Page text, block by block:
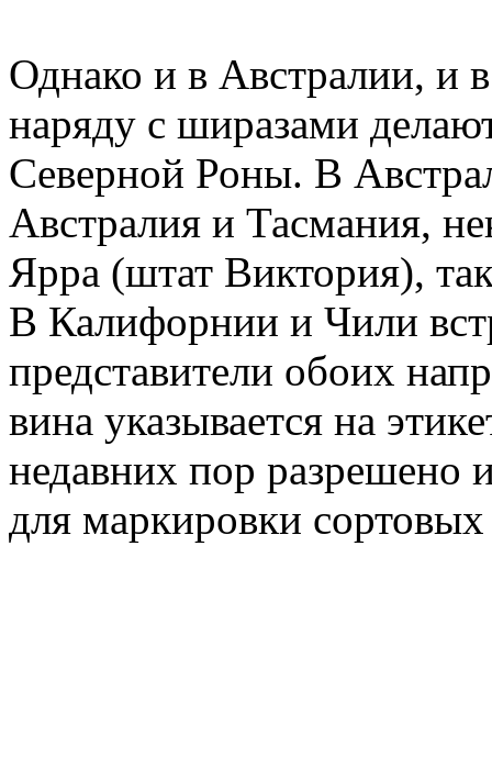
Однако и в Австралии, и
наряду с ширазами
Северной Роны. В
Австралия и Тасмания,
Ярра (штат Виктория),
В Калифорнии и Чили
представители обоих
вина указывается на
недавних пор разрешено
для маркировки